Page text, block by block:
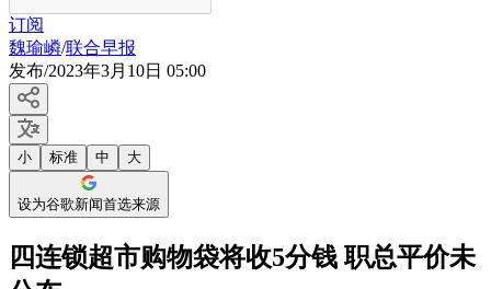
订阅
魏瑜嶙/联合早报
发布/2023年3月10日 05:00
小 标准 中 大
设为谷歌新闻首选来源
四连锁超市购物袋将收5分钱 职总平价未